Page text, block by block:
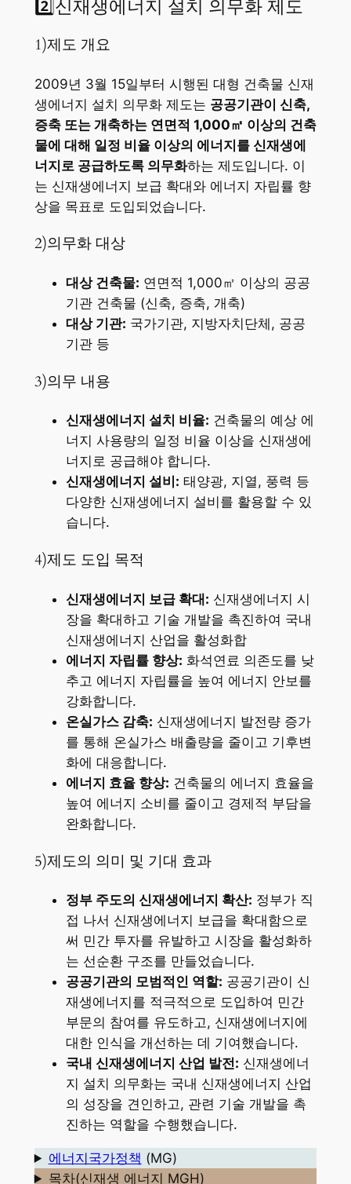
2️⃣신재생에너지 설치 의무화 제도
1)제도 개요
2009년 3월 15일부터 시행된 대형 건축물 신재
생에너지 설치 의무화 제도는 공공기관이 신축,
증축 또는 개축하는 연면적 1,000㎡ 이상의 건축
물에 대해 일정 비율 이상의 에너지를 신재생에
너지로 공급하도록 의무화하는 제도입니다. 이
는 신재생에너지 보급 확대와 에너지 자립률 향
상을 목표로 도입되었습니다.
2)의무화 대상
대상 건축물: 연면적 1,000㎡ 이상의 공공
기관 건축물 (신축, 증축, 개축)
대상 기관: 국가기관, 지방자치단체, 공공
기관 등
3)의무 내용
신재생에너지 설치 비율: 건축물의 예상 에
너지 사용량의 일정 비율 이상을 신재생에
너지로 공급해야 합니다.
신재생에너지 설비: 태양광, 지열, 풍력 등
다양한 신재생에너지 설비를 활용할 수 있
습니다.
4)제도 도입 목적
신재생에너지 보급 확대: 신재생에너지 시
장을 확대하고 기술 개발을 촉진하여 국내
신재생에너지 산업을 활성화합
에너지 자립률 향상: 화석연료 의존도를 낮
추고 에너지 자립률을 높여 에너지 안보를
강화합니다.
온실가스 감축: 신재생에너지 발전량 증가
를 통해 온실가스 배출량을 줄이고 기후변
화에 대응합니다.
에너지 효율 향상: 건축물의 에너지 효율을
높여 에너지 소비를 줄이고 경제적 부담을
완화합니다.
5)제도의 의미 및 기대 효과
정부 주도의 신재생에너지 확산: 정부가 직
접 나서 신재생에너지 보급을 확대함으로
써 민간 투자를 유발하고 시장을 활성화하
는 선순환 구조를 만들었습니다.
공공기관의 모범적인 역할: 공공기관이 신
재생에너지를 적극적으로 도입하여 민간
부문의 참여를 유도하고, 신재생에너지에
대한 인식을 개선하는 데 기여했습니다.
국내 신재생에너지 산업 발전: 신재생에너
지 설치 의무화는 국내 신재생에너지 산업
의 성장을 견인하고, 관련 기술 개발을 촉
진하는 역할을 수행했습니다.
에너지국가정책 (MG)
목차(신재생 에너지 MGH)